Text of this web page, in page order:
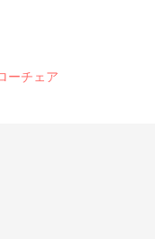
ーチェア